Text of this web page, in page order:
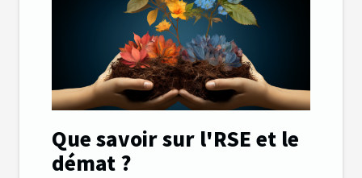
Que savoir sur l'RSE et le
démat ?